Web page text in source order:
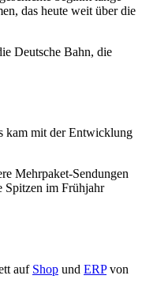
das heute weit über die
Deutsche Bahn, die
kam mit der Entwicklung
Mehrpaket-Sendungen
Spitzen im Frühjahr
auf Shop und ERPvon